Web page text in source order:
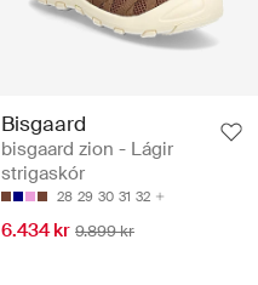
Bisgaard
bisgaard zion - Lágir
strigaskór
28 29 30 31 32
6.434 kr 9.899 kr